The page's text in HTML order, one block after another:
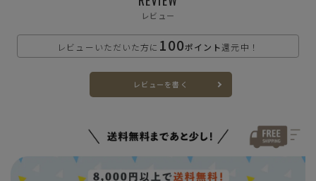
レビュー
レビューいただいた方に 100ポイント還元中！
レビューを書く